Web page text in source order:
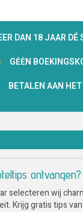
DAN 18 JAAR DÉ
GĖĖN
BETALEN AAN
ontvangen?
selecteren wij
Krijg gratis tips